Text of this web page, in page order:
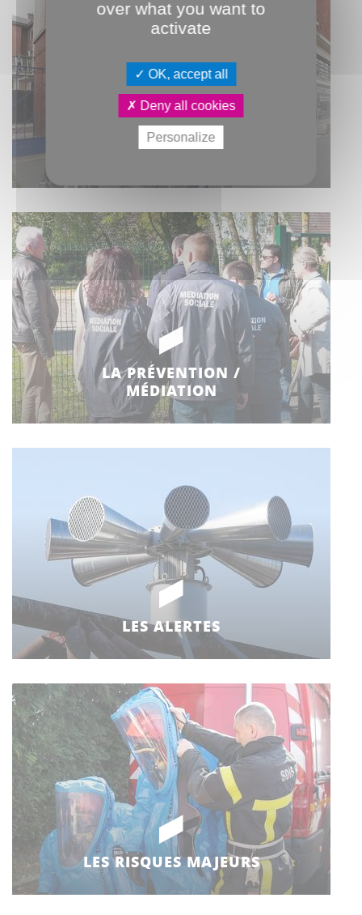
LA POLICE MUNICIPALE
LA PRÉVENTION /
MÉDIATION
LES ALERTES
LES RISQUES MAJEURS
over what you want to
activate
OK, accept all
Deny all cookies
Personalize